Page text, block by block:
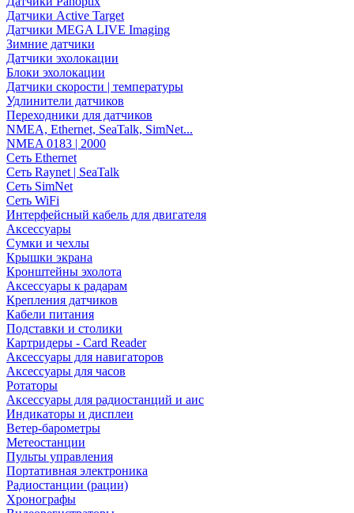
Датчики Active Target
Датчики MEGA LIVE Imaging
Зимние датчики
Датчики эхолокации
Блоки эхолокации
Датчики скорости | температуры
Удлинители датчиков
Переходники для датчиков
NMEA, Ethernet, SeaTalk, SimNet...
NMEA 0183 | 2000
Сеть Ethernet
Сеть Raynet | SeaTalk
Сеть SimNet
Сеть WiFi
Интерфейсный кабель для двигателя
Аксессуары
Сумки и чехлы
Крышки экрана
Кронштейны эхолота
Аксессуары к радарам
Крепления датчиков
Кабели питания
Подставки и столики
Картридеры - Card Reader
Аксессуары для навигаторов
Аксессуары для часов
Ротаторы
Аксессуары для радиостанций и аис
Индикаторы и дисплеи
Ветер-барометры
Метеостанции
Пульты управления
Портативная электроника
Радиостанции (рации)
Хронографы